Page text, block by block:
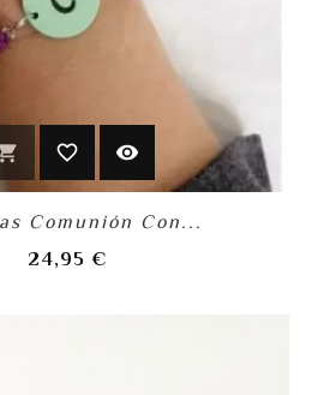
favorite_border visibility
Comunión Con...
24,95 €